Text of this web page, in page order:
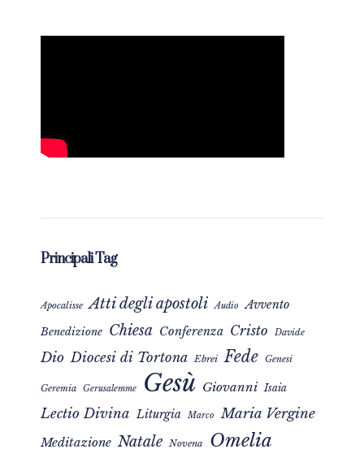
Principali Tag
Apocalisse Atti degli apostoli Audio Avvento
Benedizione Chiesa Conferenza Cristo Davide
Dio Diocesi di Tortona Ebrei Fede Genesi
Geremia Gerusalemme Gesù Giovanni Isaia
Lectio Divina Liturgia Marco Maria Vergine
Meditazione Natale Novena Omelia